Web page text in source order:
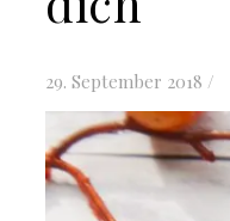
29. September 2018 /